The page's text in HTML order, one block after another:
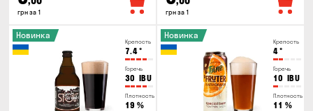
грн за 1 грн за 1
Крепость
7.4°
Горечь
30 IBU
Плотность
19 %
Новинка
Крепость
4°
Горечь
10 IBU
Плотность
11 %
Новинка